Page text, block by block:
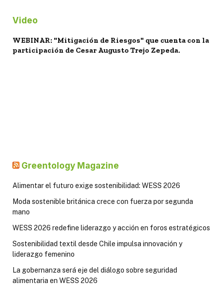
Video
WEBINAR: "Mitigación de Riesgos" que cuenta con la
participación de Cesar Augusto Trejo Zepeda.
Greentology Magazine
Alimentar el futuro exige sostenibilidad: WESS 2026
Moda sostenible británica crece con fuerza por segunda
mano
WESS 2026 redefine liderazgo y acción en foros estratégicos
Sostenibilidad textil desde Chile impulsa innovación y
liderazgo femenino
La gobernanza será eje del diálogo sobre seguridad
alimentaria en WESS 2026